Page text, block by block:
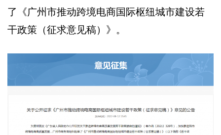
了《广州市推动跨境电商国际枢纽城市建设若
干政策（征求意见稿）》。